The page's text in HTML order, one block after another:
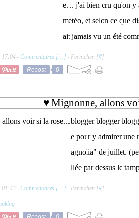
e.... j'ai bien cru qu'on y
météo, et selon ce que
ait jamais vu un été
17:04 - Commentaires [… ] - Permalien [#]
Repost
0
♥ Mignonne, allons
blogger blogger
e pour y admirer une
agnolia" de juillet.
llée par dessus le
01:43 - Commentaires [… ] - Permalien [#]
Repost
0